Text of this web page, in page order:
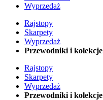
Wyprzedaż
Rajstopy
Skarpety
Wyprzedaż
Przewodniki i kolekcje
Rajstopy
Skarpety
Wyprzedaż
Przewodniki i kolekcje